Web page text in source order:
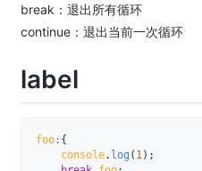
break：退出所有循环
continue：退出当前一次循环
label
foo: {
    console
. log ( 1) ;